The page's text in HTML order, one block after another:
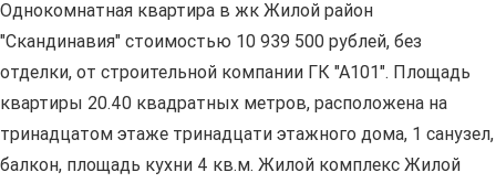
Однокомнатная квартира в жк Жилой район
"Скандинавия" стоимостью 10 939 500 рублей, без
отделки, от строительной компании ГК "А101". Площадь
квартиры 20.40 квадратных метров, расположена на
тринадцатом этаже тринадцати этажного дома, 1 санузел,
балкон, площадь кухни 4 кв.м. Жилой комплекс Жилой